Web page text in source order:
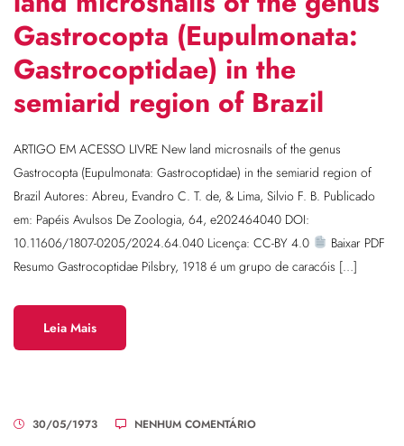
Gastrocopta (Eupulmonata:
Gastrocoptidae) in the
semiarid region of Brazil
ARTIGO EM ACESSO LIVRE New land microsnails of the genus
Gastrocopta (Eupulmonata: Gastrocoptidae) in the semiarid region of
Brazil Autores: Abreu, Evandro C. T. de, & Lima, Silvio F. B. Publicado
em: Papéis Avulsos De Zoologia, 64, e202464040 DOI:
10.11606/1807-0205/2024.64.040 Licença: CC-BY 4.0
Baixar PDF
Resumo Gastrocoptidae Pilsbry, 1918 é um grupo de caracóis […]
Leia Mais
30/05/1973 NENHUM COMENTÁRIO